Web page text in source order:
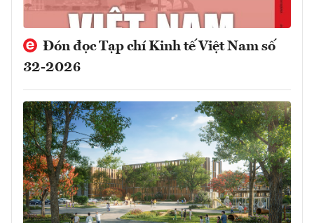
Đón đọc Tạp chí Kinh tế Việt Nam số
32-2026